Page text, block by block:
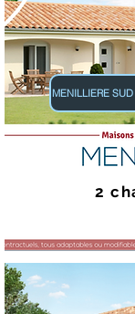
MENILLIERE
2